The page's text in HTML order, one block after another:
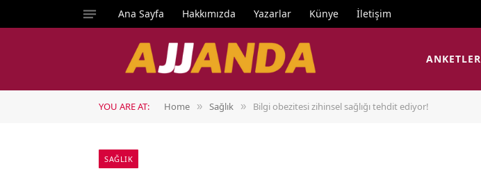
Ana Sayfa Hakkımızda Yazarlar Künye İletişim
ANKETLER
YOU ARE AT: Home » Sağlık » Bilgi obezitesi zihinsel sağlığı tehdit ediyor!
SAĞLIK